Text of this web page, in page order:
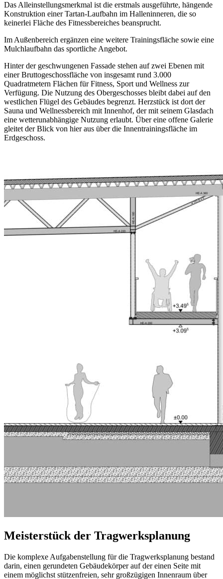
Das Alleinstellungsmerkmal ist die erstmals ausgeführte, hängende
Konstruktion einer Tartan-Laufbahn im Halleninneren, die so
keinerlei Fläche des Fitnessbereiches beansprucht.
Im Außenbereich ergänzen eine weitere Trainingsfläche sowie eine
Mulchlaufbahn das sportliche Angebot.
Hinter der geschwungenen Fassade stehen auf zwei Ebenen mit
einer Bruttogeschossfläche von insgesamt rund 3.000
Quadratmetern Flächen für Fitness, Sport und Wellness zur
Verfügung. Die Nutzung des Obergeschosses bleibt dabei auf den
westlichen Flügel des Gebäudes begrenzt. Herzstück ist dort der
Sauna und Wellnessbereich mit Innenhof, der mit seinem Glasdach
eine wetterunabhängige Nutzung erlaubt. Über eine offene Galerie
gleitet der Blick von hier aus über die Innentrainingsfläche im
Erdgeschoss.
Meisterstück der Tragwerksplanung
Die komplexe Aufgabenstellung für die Tragwerksplanung bestand
darin, einen gerundeten Gebäudekörper auf der einen Seite mit
einem möglichst stützenfreien, sehr großzügigen Innenraum über